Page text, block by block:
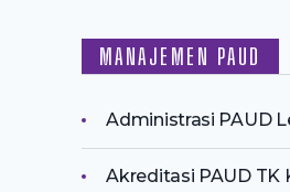
MANAJEMEN PAUD
Administrasi PAUD
Akreditasi PAUD TK